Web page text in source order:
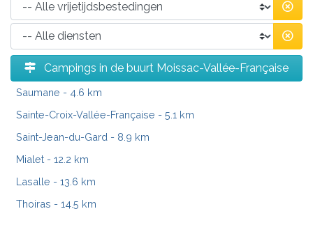
Campings in de buurt Moissac-Vallée-Française
Saumane - 4.6 km
Sainte-Croix-Vallée-Française - 5.1 km
Saint-Jean-du-Gard - 8.9 km
Mialet - 12.2 km
Lasalle - 13.6 km
Thoiras - 14.5 km